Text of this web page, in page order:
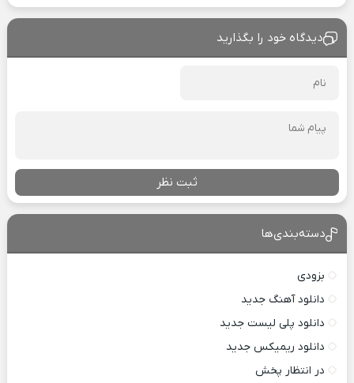
دیدگاه خود را بگذارید
ثبت نظر
دسته‌بندی‌ها
بزودی
دانلود آهنگ جدید
دانلود پلی لیست جدید
دانلود ریمیکس جدید
در انتظار پخش